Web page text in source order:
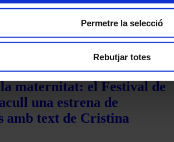
Permetre la selecció
Rebutjar totes
maternitat: el Festival de
una estrena de
amb text de Cristina